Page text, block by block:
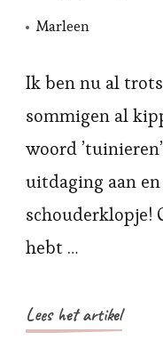
Marleen
Ik ben nu al
sommigen al
woord
uitdaging aan
schouderklopje!
hebt …
Lees het artikel